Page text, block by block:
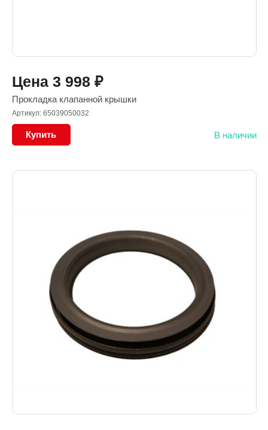
Цена 3 998 ₽
Прокладка клапанной крышки
Артикул: 65039050032
Купить В наличии